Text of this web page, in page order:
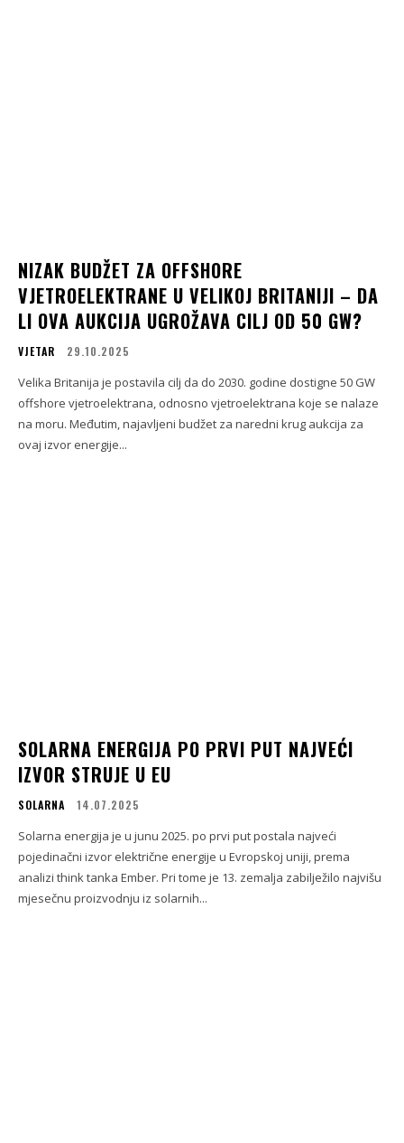
NIZAK BUDŽET ZA OFFSHORE
VJETROELEKTRANE U VELIKOJ BRITANIJI – DA
LI OVA AUKCIJA UGROŽAVA CILJ OD 50 GW?
VJETAR 29.10.2025
Velika Britanija je postavila cilj da do 2030. godine dostigne 50 GW
offshore vjetroelektrana, odnosno vjetroelektrana koje se nalaze
na moru. Međutim, najavljeni budžet za naredni krug aukcija za
ovaj izvor energije...
SOLARNA ENERGIJA PO PRVI PUT NAJVEĆI
IZVOR STRUJE U EU
SOLARNA 14.07.2025
Solarna energija je u junu 2025. po prvi put postala najveći
pojedinačni izvor električne energije u Evropskoj uniji, prema
analizi think tanka Ember. Pri tome je 13. zemalja zabilježilo najvišu
mjesečnu proizvodnju iz solarnih...